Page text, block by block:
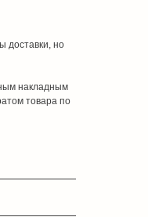
доставки, но
накладным
товара по